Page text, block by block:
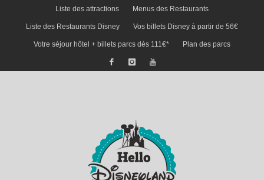
Liste des attractions Menus des Restaurants
Liste des Restaurants Disney Vos billets Disney à partir de 56€
Votre séjour hôtel + billets parcs dès 111€* Plan des parcs